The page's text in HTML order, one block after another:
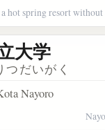
hot spring resort
大学
つだいがく
Nayoro